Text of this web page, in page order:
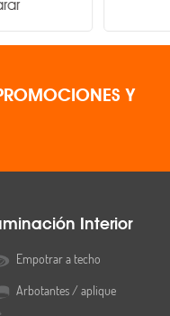
Y
Interior
Empotrar a techo
Arbotantes / aplique